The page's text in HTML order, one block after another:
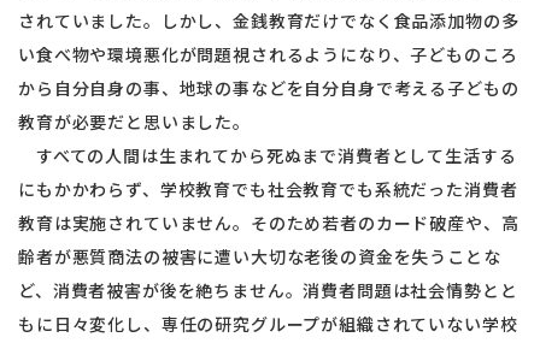
されていました。しかし、金銭教育だけでなく食品添加物の多
い食べ物や環境悪化が問題視されるようになり、子どものころ
から自分自身の事、地球の事などを自分自身で考える子どもの
教育が必要だと思いました。
すべての人間は生まれてから死ぬまで消費者として生活する
にもかかわらず、学校教育でも社会教育でも系統だった消費者
教育は実施されていません。そのため若者のカード破産や、高
齢者が悪質商法の被害に遭い大切な老後の資金を失うことな
ど、消費者被害が後を絶ちません。消費者問題は社会情勢とと
もに日々変化し、専任の研究グループが組織されていない学校